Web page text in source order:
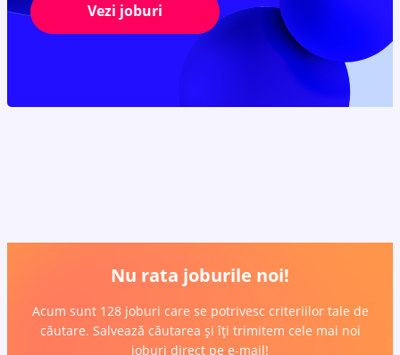
Vezi joburi
Nu rata joburile noi!
Acum sunt 128 joburi care se potrivesc criteriilor tale de
căutare. Salvează căutarea și îți trimitem cele mai noi
joburi direct pe e-mail!